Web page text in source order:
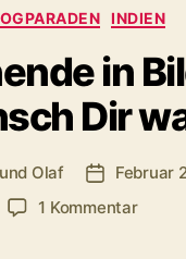
Kategorien
INDIEN
in
Dir
Olaf
Februar
1 Kommentarzu